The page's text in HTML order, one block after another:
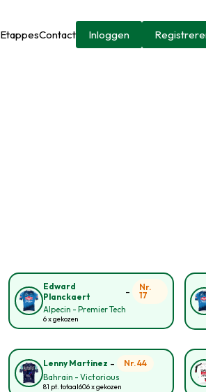
EtappesContact Inloggen
Edward
Planckaert
-
Nr.
17
Alpecin - Premier Tech
6 x gekozen
Lenny Martinez -
Nr. 44
Bahrain - Victorious
81 pt. totaal606 x gekozen